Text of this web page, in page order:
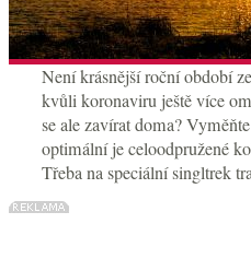
Není krásnější roční období
kvůli koronaviru ještě více
se ale zavírat doma?
optimální je celoodpružené
Třeba na speciální singltrek